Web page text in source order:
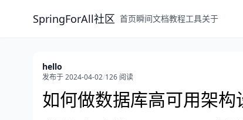
SpringForAll社区 首页瞬间文档教程工具关于
hello
发布于 2024-04-02/126 阅读
如何做数据库高可用架构